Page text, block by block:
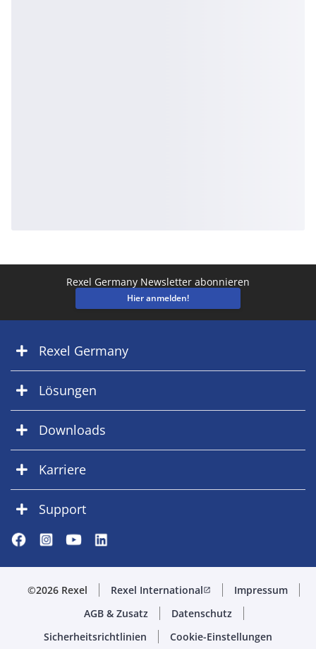
Rexel Germany Newsletter abonnieren
Hier anmelden!
Rexel Germany
Lösungen
Downloads
Karriere
Support
©2026 Rexel Rexel Internationalopen_in_new
Impressum
AGB & Zusatz
Datenschutz
Sicherheitsrichtlinien
Cookie-Einstellungen